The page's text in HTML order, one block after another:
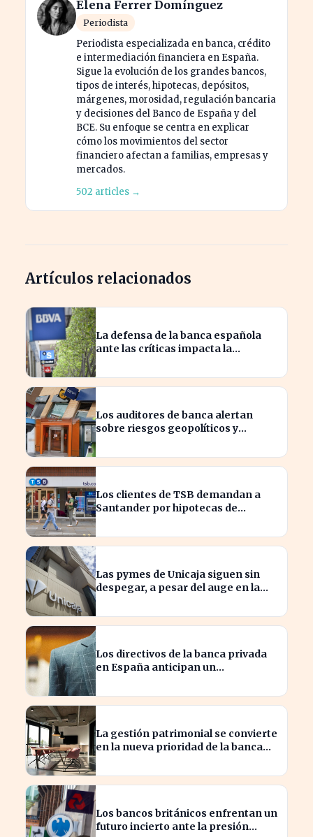
Elena Ferrer Domínguez
Periodista
Periodista especializada en banca, crédito
e intermediación financiera en España.
Sigue la evolución de los grandes bancos,
tipos de interés, hipotecas, depósitos,
márgenes, morosidad, regulación bancaria
y decisiones del Banco de España y del
BCE. Su enfoque se centra en explicar
cómo los movimientos del sector
financiero afectan a familias, empresas y
mercados.
502 articles →
Artículos relacionados
La defensa de la banca española
ante las críticas impacta la
hipotecario
Los auditores de banca alertan
sobre riesgos geopolíticos y
Los clientes de TSB demandan a
Santander por hipotecas de
Las pymes de Unicaja siguen sin
despegar, a pesar del auge en la
Los directivos de la banca privada
en España anticipan un
La gestión patrimonial se convierte
en la nueva prioridad de la banca
Los bancos británicos enfrentan un
futuro incierto ante la presión